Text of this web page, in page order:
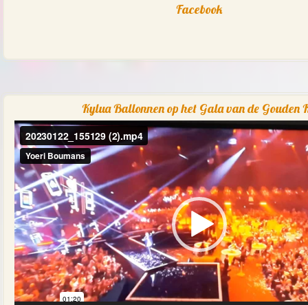
Facebook
Kylua Ballonnen op het Gala van de Gouden
Videospeler